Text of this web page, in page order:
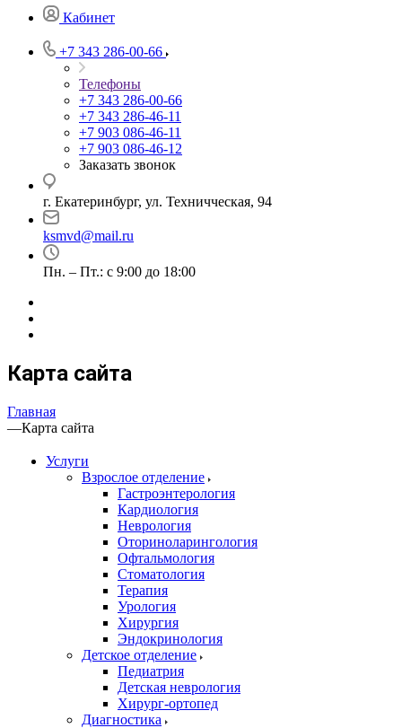
Кабинет
+7 343 286-00-66
Телефоны
+7 343 286-00-66
+7 343 286-46-11
+7 903 086-46-11
+7 903 086-46-12
Заказать звонок
г. Екатеринбург, ул. Техничческая, 94
ksmvd@mail.ru
Пн. – Пт.: с 9:00 до 18:00
Карта сайта
Главная
—Карта сайта
Услуги
Взрослое отделение
Гастроэнтерология
Кардиология
Неврология
Оториноларингология
Офтальмология
Стоматология
Терапия
Урология
Хирургия
Эндокринология
Детское отделение
Педиатрия
Детская неврология
Хирург-ортопед
Диагностика